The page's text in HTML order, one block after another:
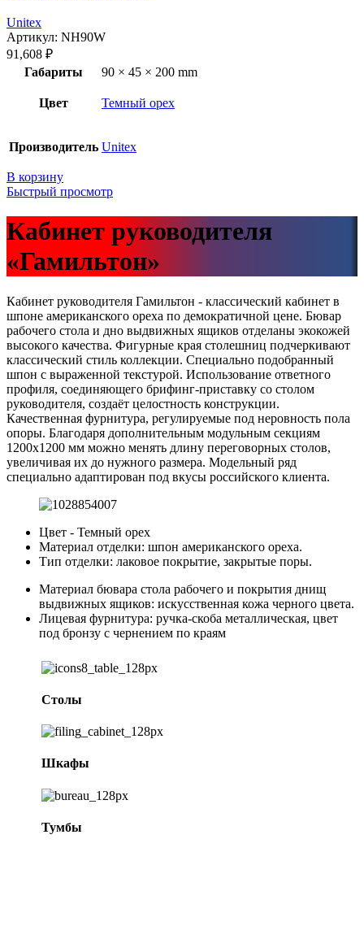
Unitex
Артикул: NH90W
91,608 ₽
Габариты
90 × 45 × 200 mm
Цвет Темный орех
Производитель Unitex
В корзину
Быстрый просмотр
Кабинет руководителя
«Гамильтон»
Кабинет руководителя Гамильтон - классический кабинет в
шпоне американского ореха по демократичной цене. Бювар
рабочего стола и дно выдвижных ящиков отделаны экокожей
высокого качества. Фигурные края столешниц подчеркивают
классический стиль коллекции. Специально подобранный
шпон с выраженной текстурой. Использование ответного
профиля, соединяющего брифинг-приставку со столом
руководителя, создаёт целостность конструкции.
Качественная фурнитура, регулируемые под неровность пола
опоры. Благодаря дополнительным модульным секциям
1200х1200 мм можно менять длину переговорных столов,
увеличивая их до нужного размера. Модельный ряд
специально адаптирован под вкусы российского клиента.
Цвет - Темный орех
Материал отделки: шпон американского ореха.
Тип отделки: лаковое покрытие, закрытые поры.
Материал бювара стола рабочего и покрытия днищ
выдвижных ящиков: искусственная кожа черного цвета.
Лицевая фурнитура: ручка-скоба металлическая, цвет
под бронзу с чернением по краям
Столы
Шкафы
Тумбы